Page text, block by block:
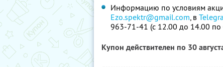
Информацию по условиям
Ezo.spektr@gmail.com, в
963-71-41 (с 12.00 до 14.00 по
Купон действителен по 30